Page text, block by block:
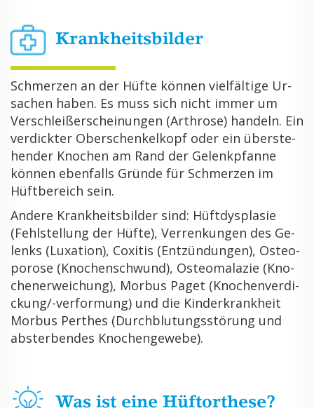
Krank­heits­bil­der
Schmer­zen an der Hüfte kön­nen viel­fäl­ti­ge Ur­
sa­chen haben. Es muss sich nicht immer um
Ver­schlei­ß­er­schei­nun­gen (Ar­thro­se) han­deln. Ein
ver­dick­ter Ober­schen­kel­kopf oder ein über­ste­
hen­der Kno­chen am Rand der Ge­lenk­pfan­ne
kön­nen eben­falls Grün­de für Schmer­zen im
Hüft­be­reich sein.
An­de­re Krank­heits­bil­der sind: Hüft­dys­pla­sie
(Fehl­stel­lung der Hüfte), Ver­ren­kun­gen des Ge­
lenks (Lu­xa­ti­on), Coxi­tis (Ent­zün­dun­gen), Os­teo­
po­ro­se (Kno­chen­schwund), Os­teo­mala­zie (Kno­
che­ner­wei­chung), Mor­bus Paget (Kno­chen­ver­di­
ckung/-ver­for­mung) und die Kin­der­krank­heit
Mor­bus Per­thes (Durch­blu­tungs­stö­rung und
ab­ster­ben­des Kno­chen­ge­we­be).
Was ist eine Hüf­t­or­the­se?